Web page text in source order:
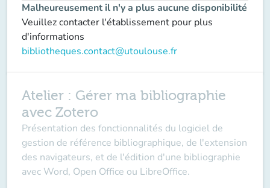
Malheureusement il n'y a plus aucune disponibilité
Veuillez contacter l'établissement pour plus
d'informations
bibliotheques.contact@utoulouse.fr
Atelier : Gérer ma bibliographie
avec Zotero
Présentation des fonctionnalités du logiciel de
gestion de référence bibliographique, de l'extension
des navigateurs, et de l'édition d'une bibliographie
avec Word, Open Office ou LibreOffice.